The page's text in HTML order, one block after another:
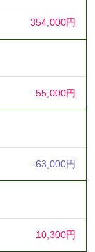
354,000円
55,000円
-63,000円
10,300円